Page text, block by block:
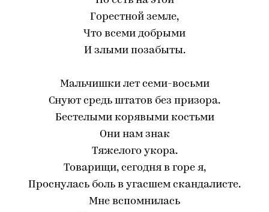
Горестной земле,
Что всеми добрыми
И злыми позабыты.
Мальчишки лет семи-восьми
Снуют средь штатов без призора.
Бестелыми корявыми костьми
Они нам знак
Тяжелого укора.
Товарищи, сегодня в горе я,
Проснулась боль в угасшем скандалисте.
Мне вспомнилась